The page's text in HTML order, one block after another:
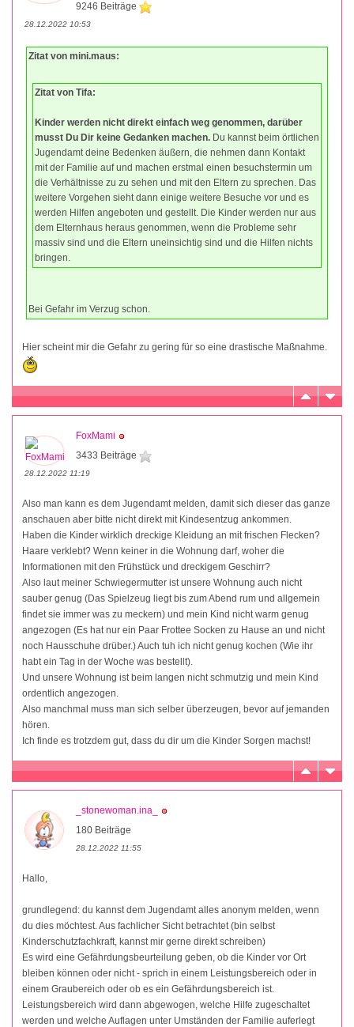
9246 Beiträge
28.12.2022 10:53
Zitat von mini.maus:
Zitat von Tifa:
Kinder werden nicht direkt einfach weg genommen, darüber
musst Du Dir keine Gedanken machen. Du kannst beim örtlichen
Jugendamt deine Bedenken äußern, die nehmen dann Kontakt
mit der Familie auf und machen erstmal einen besuchstermin um
die Verhältnisse zu zu sehen und mit den Eltern zu sprechen. Das
weitere Vorgehen sieht dann einige weitere Besuche vor und es
werden Hilfen angeboten und gestellt. Die Kinder werden nur aus
dem Elternhaus heraus genommen, wenn die Probleme sehr
massiv sind und die Eltern uneinsichtig sind und die Hilfen nichts
bringen.
Bei Gefahr im Verzug schon.
Hier scheint mir die Gefahr zu gering für so eine drastische Maßnahme.
FoxMami
3433 Beiträge
28.12.2022 11:19
Also man kann es dem Jugendamt melden, damit sich dieser das ganze
anschauen aber bitte nicht direkt mit Kindesentzug ankommen.
Haben die Kinder wirklich dreckige Kleidung an mit frischen Flecken?
Haare verklebt? Wenn keiner in die Wohnung darf, woher die
Informationen mit den Frühstück und dreckigem Geschirr?
Also laut meiner Schwiegermutter ist unsere Wohnung auch nicht
sauber genug (Das Spielzeug liegt bis zum Abend rum und allgemein
findet sie immer was zu meckern) und mein Kind nicht warm genug
angezogen (Es hat nur ein Paar Frottee Socken zu Hause an und nicht
noch Hausschuhe drüber.) Auch tuh ich nicht genug kochen (Wie ihr
habt ein Tag in der Woche was bestellt).
Und unsere Wohnung ist beim langen nicht schmutzig und mein Kind
ordentlich angezogen.
Also manchmal muss man sich selber überzeugen, bevor auf jemanden
hören.
Ich finde es trotzdem gut, dass du dir um die Kinder Sorgen machst!
_stonewoman.ina_
180 Beiträge
28.12.2022 11:55
Hallo,
grundlegend: du kannst dem Jugendamt alles anonym melden, wenn
du dies möchtest. Aus fachlicher Sicht betrachtet (bin selbst
Kinderschutzfachkraft, kannst mir gerne direkt schreiben)
Es wird eine Gefährdungsbeurteilung geben, ob die Kinder vor Ort
bleiben können oder nicht - sprich in einem Leistungsbereich oder in
einem Graubereich oder ob es ein Gefährdungsbereich ist.
Leistungsbereich wird dann abgewogen, welche Hilfe zugeschaltet
werden und welche Auflagen unter Umständen der Familie auferlegt